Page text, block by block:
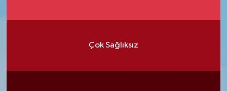
Çok Sağlıksız